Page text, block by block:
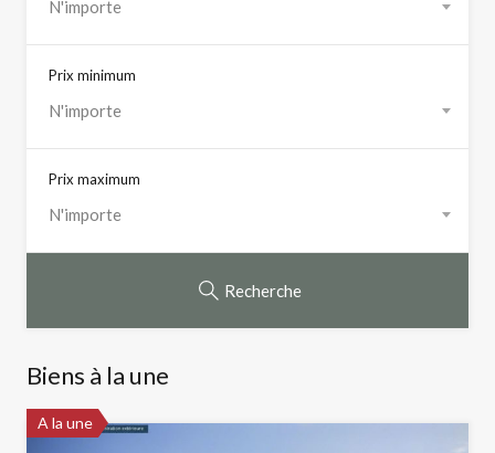
N'importe
Prix minimum
N'importe
Prix maximum
N'importe
Recherche
Biens à la une
A la une